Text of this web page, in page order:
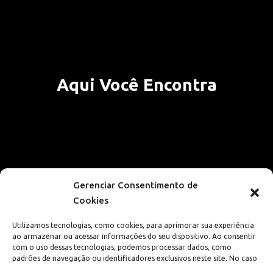
Gerenciar Consentimento de
Cookies
Utilizamos tecnologias, como cookies, para aprimorar sua experiência
ao armazenar ou acessar informações do seu dispositivo. Ao consentir
com o uso dessas tecnologias, podemos processar dados, como
padrões de navegação ou identificadores exclusivos neste site. No caso
Aqui Você Encontra